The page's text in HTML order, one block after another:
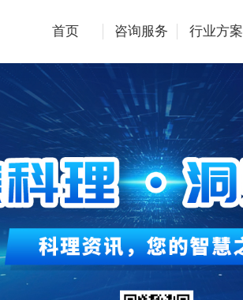
首页 咨询服务 行业方案